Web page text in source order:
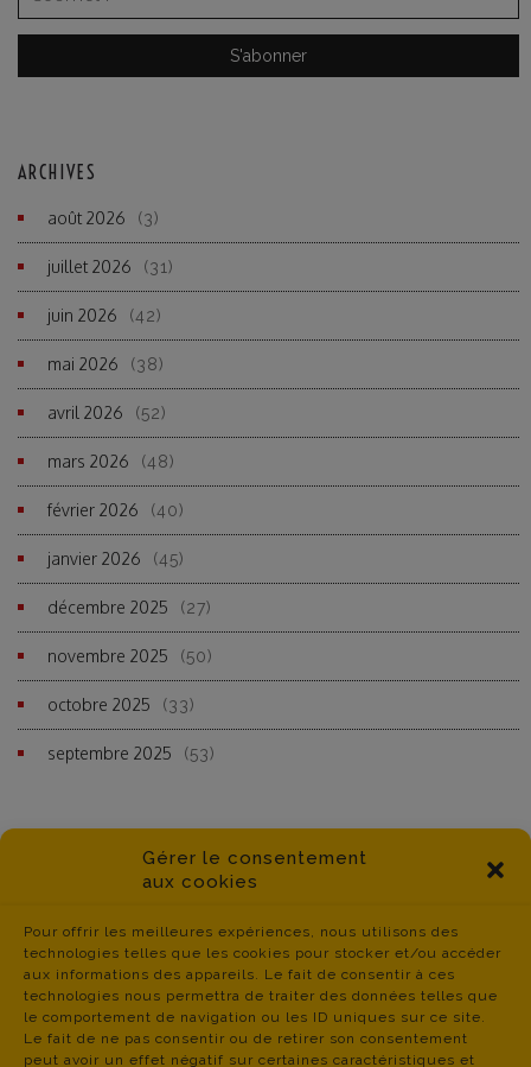
Gérer le consentement
aux cookies
Pour offrir les meilleures expériences, nous utilisons des
technologies telles que les cookies pour stocker et/ou accéder
aux informations des appareils. Le fait de consentir à ces
technologies nous permettra de traiter des données telles que
le comportement de navigation ou les ID uniques sur ce site.
Le fait de ne pas consentir ou de retirer son consentement
peut avoir un effet négatif sur certaines caractéristiques et
ARCHIVES
août 2026 (3)
juillet 2026 (31)
juin 2026 (42)
mai 2026 (38)
avril 2026 (52)
mars 2026 (48)
février 2026 (40)
janvier 2026 (45)
décembre 2025 (27)
novembre 2025 (50)
octobre 2025 (33)
septembre 2025 (53)